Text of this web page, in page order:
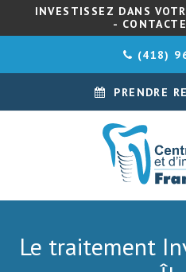
INVESTISSEZ DANS
-
(418)
PRENDRE
Le traitement